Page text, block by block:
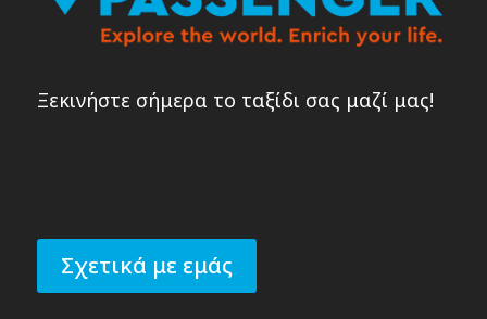
Ξεκινήστε σήμερα το ταξίδι σας μαζί μας!
Σχετικά με εμάς